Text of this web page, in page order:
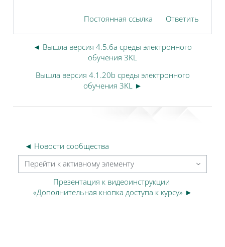
Постоянная ссылка Ответить
◄ Вышла версия 4.5.6a среды электронного
обучения 3KL
Вышла версия 4.1.20b среды электронного
обучения 3KL ►
◄ Новости сообщества
Перейти к активному элементу
Презентация к видеоинструкции
«Дополнительная кнопка доступа к курсу» ►